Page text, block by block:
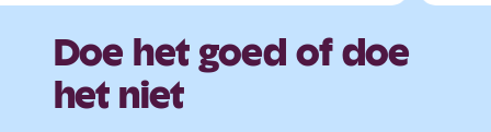
Doe het goed of doe
het niet